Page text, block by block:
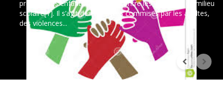
parlementaire mettent les enfants en danger Une tribune a
été signée le 31 mai Lundi 1er juin 2026, l’Assemblée
nationale a examiné puis adopté...